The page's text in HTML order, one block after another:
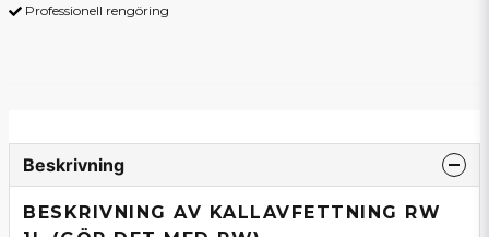
Professionell rengöring
Beskrivning
BESKRIVNING AV KALLAVFETTNING RW